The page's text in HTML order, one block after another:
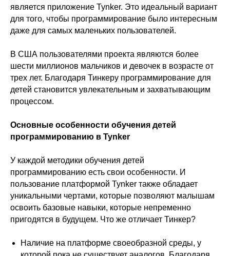
является приложение Tynker. Это идеальный вариант
для того, чтобы программирование было интересным
даже для самых маленьких пользователей.
В США пользователями проекта являются более
шести миллионов мальчиков и девочек в возрасте от
трех лет. Благодаря Тинкеру программирование для
детей становится увлекательным и захватывающим
процессом.
Основные особенности обучения детей
программированию в Tynker
У каждой методики обучения детей
программированию есть свои особенности. И
пользование платформой Tynker также обладает
уникальными чертами, которые позволяют малышам
освоить базовые навыки, которые непременно
пригодятся в будущем. Что же отличает Тинкер?
Наличие на платформе своеобразной среды, у